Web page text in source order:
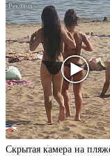
Скрытая камера на